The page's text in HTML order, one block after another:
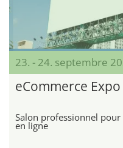
23. - 24. septembre
eCommerce Expo
Salon professionnel
en ligne